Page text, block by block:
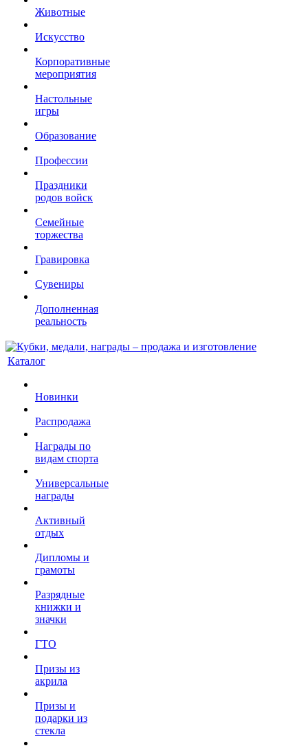
Животные
Искусство
Корпоративные
мероприятия
Настольные
игры
Образование
Профессии
Праздники
родов войск
Семейные
торжества
Гравировка
Сувениры
Дополненная
реальность
Каталог
Новинки
Распродажа
Награды по
видам спорта
Универсальные
награды
Активный
отдых
Дипломы и
грамоты
Разрядные
книжки и
значки
ГТО
Призы из
акрила
Призы и
подарки из
стекла